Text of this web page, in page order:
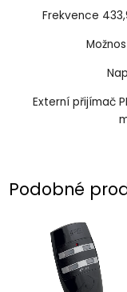
Frekvence
Externí přijímač
Podobné